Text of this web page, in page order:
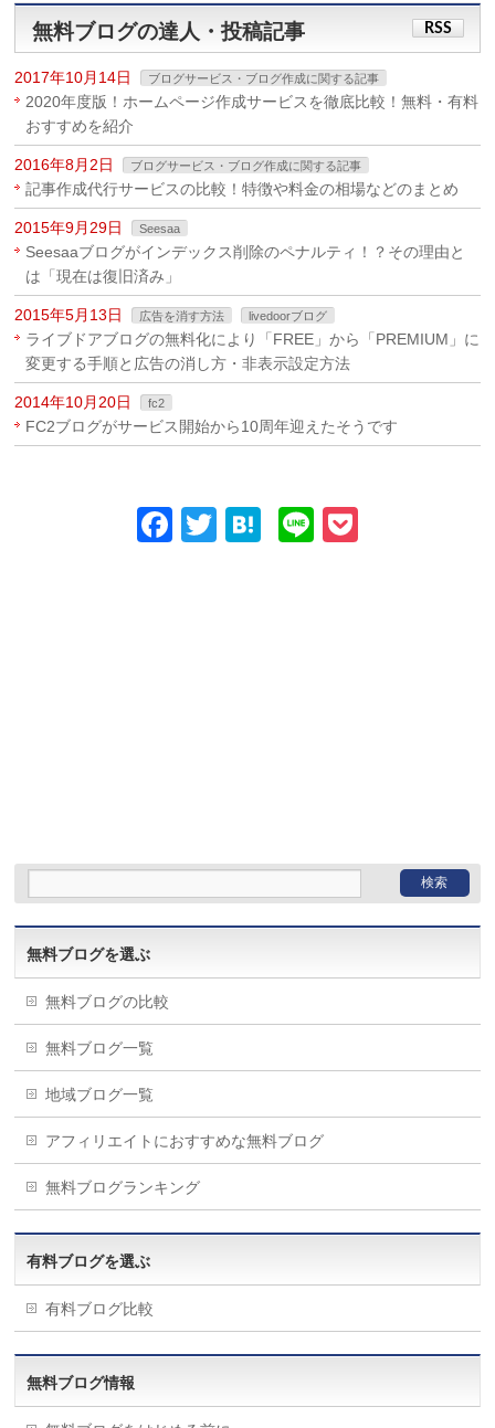
無料ブログの達人・投稿記事 RSS
2017年10月14日 ブログサービス・ブログ作成に関する記事
2020年度版！ホームページ作成サービスを徹底比較！無料・有料
おすすめを紹介
2016年8月2日 ブログサービス・ブログ作成に関する記事
記事作成代行サービスの比較！特徴や料金の相場などのまとめ
2015年9月29日 Seesaa
Seesaaブログがインデックス削除のペナルティ！？その理由と
は「現在は復旧済み」
2015年5月13日 広告を消す方法 livedoorブログ
ライブドアブログの無料化により「FREE」から「PREMIUM」に
変更する手順と広告の消し方・非表示設定方法
2014年10月20日 fc2
FC2ブログがサービス開始から10周年迎えたそうです
Facebook
TwitterHatena
Line
無料ブログを選ぶ
無料ブログの比較
無料ブログ一覧
地域ブログ一覧
アフィリエイトにおすすめな無料ブログ
無料ブログランキング
有料ブログを選ぶ
有料ブログ比較
無料ブログ情報